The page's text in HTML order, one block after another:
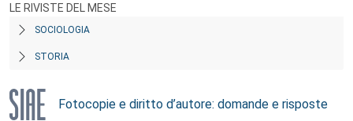
LE RIVISTE DEL MESE
SOCIOLOGIA
STORIA
Fotocopie e diritto d’autore: domande e risposte